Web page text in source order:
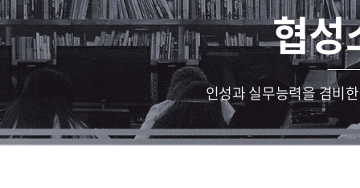
협성
인성과 실무능력을 겸비